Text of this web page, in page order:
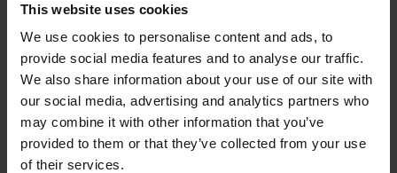
This website uses cookies
We use cookies to personalise content and ads, to
provide social media features and to analyse our traffic.
We also share information about your use of our site with
our social media, advertising and analytics partners who
may combine it with other information that you’ve
provided to them or that they’ve collected from your use
of their services.
PREGUNTAS
FRECUENTES